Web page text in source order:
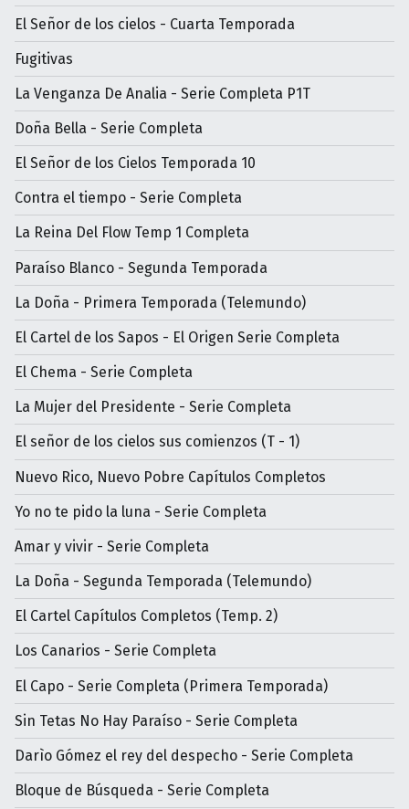
El Señor de los cielos - Cuarta Temporada
Fugitivas
La Venganza De Analia - Serie Completa P1T
Doña Bella - Serie Completa
El Señor de los Cielos Temporada 10
Contra el tiempo - Serie Completa
La Reina Del Flow Temp 1 Completa
Paraíso Blanco - Segunda Temporada
La Doña - Primera Temporada (Telemundo)
El Cartel de los Sapos - El Origen Serie Completa
El Chema - Serie Completa
La Mujer del Presidente - Serie Completa
El señor de los cielos sus comienzos (T - 1)
Nuevo Rico, Nuevo Pobre Capítulos Completos
Yo no te pido la luna - Serie Completa
Amar y vivir - Serie Completa
La Doña - Segunda Temporada (Telemundo)
El Cartel Capítulos Completos (Temp. 2)
Los Canarios - Serie Completa
El Capo - Serie Completa (Primera Temporada)
Sin Tetas No Hay Paraíso - Serie Completa
Darìo Gómez el rey del despecho - Serie Completa
Bloque de Búsqueda - Serie Completa